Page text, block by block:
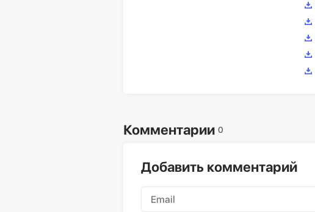
Комментарии 0
Добавить комментарий